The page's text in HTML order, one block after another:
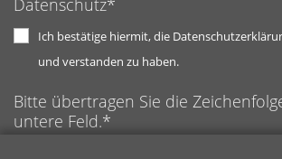
Ich bestätige hiermit, die
und verstanden zu haben.
Bitte übertragen Sie die
untere Feld.*